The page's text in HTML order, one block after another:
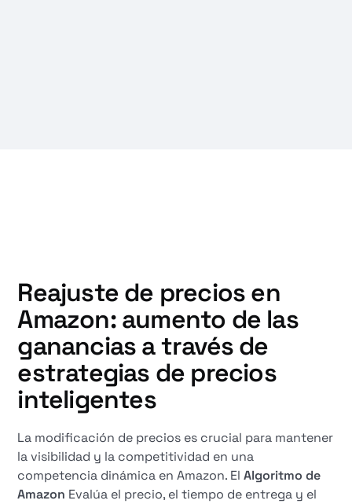
Reajuste de precios en
Amazon: aumento de las
ganancias a través de
estrategias de precios
inteligentes
La modificación de precios es crucial para mantener
la visibilidad y la competitividad en una
competencia dinámica en Amazon. ElAlgoritmo de
Amazon Evalúa el precio, el tiempo de entrega y el